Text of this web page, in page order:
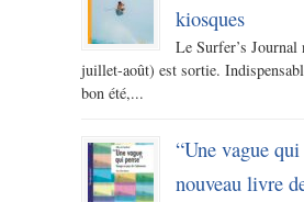
kiosques
Le Surfer’s Journal
juillet-août) est sortie.
bon été,...
“Une vague
nouveau livre